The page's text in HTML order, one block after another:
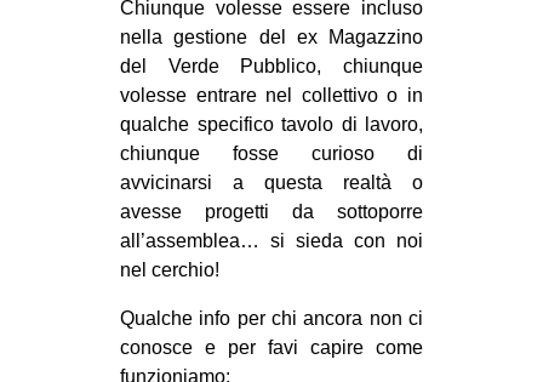
MOVIMENTI
AMBIENTE
ANTIFASCISMO
DIRITTO ALL’ABITARE
GENERI
MIGRAZIONI
REPRESSIONE
Chiunque volesse essere incluso
nella gestione del ex Magazzino
del Verde Pubblico, chiunque
volesse entrare nel collettivo o in
qualche specifico tavolo di lavoro,
chiunque fosse curioso di
avvicinarsi a questa realtà o
avesse progetti da sottoporre
all’assemblea… si sieda con noi
nel cerchio!
Qualche info per chi ancora non ci
conosce e per favi capire come
funzioniamo: